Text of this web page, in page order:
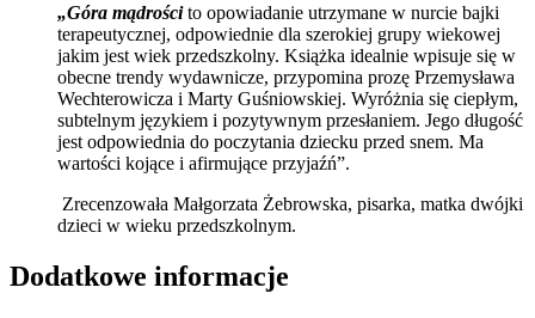
„Góra mądrościto opowiadanie utrzymane w nurcie bajki
terapeutycznej, odpowiednie dla szerokiej grupy wiekowej
jakim jest wiek przedszkolny. Książka idealnie wpisuje się w
obecne trendy wydawnicze, przypomina prozę Przemysława
Wechterowicza i Marty Guśniowskiej. Wyróżnia się ciepłym,
subtelnym językiem i pozytywnym przesłaniem. Jego długość
jest odpowiednia do poczytania dziecku przed snem. Ma
wartości kojące i afirmujące przyjaźń”.
Zrecenzowała Małgorzata Żebrowska, pisarka, matka dwójki
dzieci w wieku przedszkolnym.
Dodatkowe informacje